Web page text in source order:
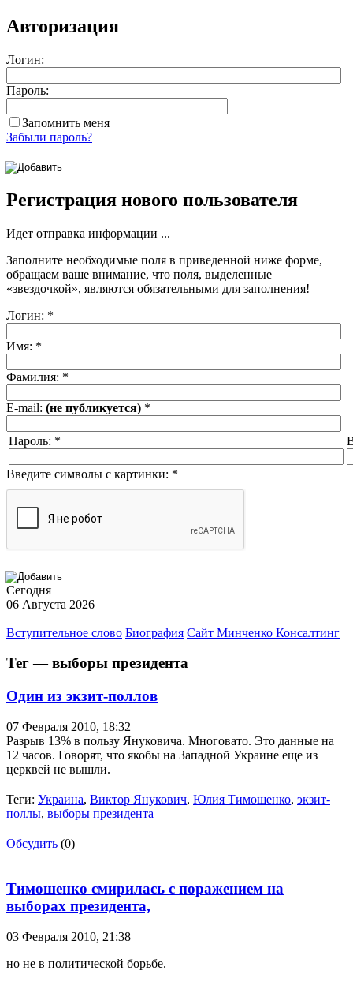
Авторизация
Логин:
Пароль:
Запомнить меня
Забыли пароль?
Регистрация нового пользователя
Идет отправка информации ...
Заполните необходимые поля в приведенной ниже форме,
обращаем ваше внимание, что поля, выделенные
«звездочкой», являются обязательными для заполнения!
Логин: *
Имя: *
Фамилия: *
E-mail: (не публикуется) *
Пароль: *
Введите символы с картинки: *
Сегодня
06 Августа 2026
Вступительное слово Биография Сайт Минченко Консалтинг
Тег — выборы президента
Один из экзит-поллов
07 Февраля 2010, 18:32
Разрыв 13% в пользу Януковича. Многовато. Это данные на
12 часов. Говорят, что якобы на Западной Украине еще из
церквей не вышли.
Теги: Украина, Виктор Янукович, Юлия Тимошенко, экзит-
поллы, выборы президента
Обсудить (0)
Тимошенко смирилась с поражением на
выборах президента,
03 Февраля 2010, 21:38
но не в политической борьбе.